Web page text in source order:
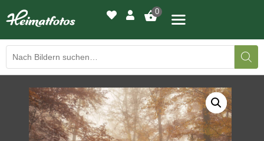
0
BILDERGALERIE
DRUCKQUALITÄTEN